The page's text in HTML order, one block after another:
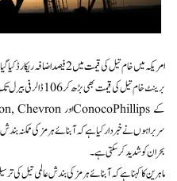
برینٹ خام تیل کی قیمت بھی بڑھ کر 106 ڈالر فی بیرل تک پہنچ گئی ہے۔
سربراہوں نے خبردار کیا ہے کہ آبنائے ہرمز کی ممکنہ بندش
بحران کو شدید کر سکتی ہے۔
ماہرین کا کہنا ہے کہ آبنائے ہرمز کی بندش عالمی تیل کی